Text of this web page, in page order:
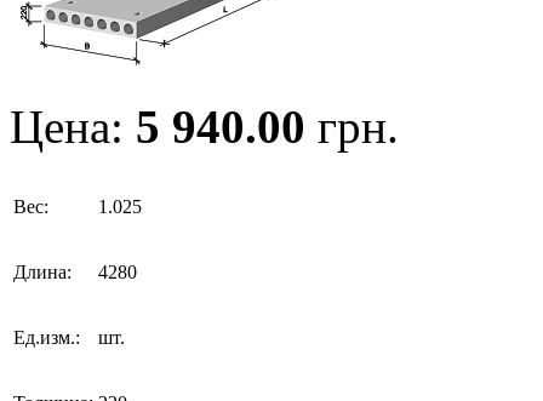
Цена: 5 940.00 грн.
Вес: 1.025
Длина: 4280
Ед.изм.: шт.